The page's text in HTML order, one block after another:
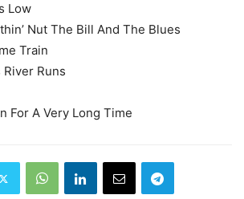
Low
Nut The Bill And The Blues
Train
Runs
For A Very Long Time